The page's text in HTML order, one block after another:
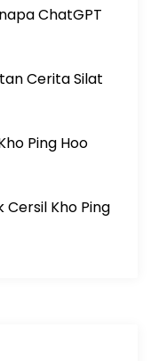
ChatGPT
Cerita Silat
Ping Hoo
Cersil Kho Ping